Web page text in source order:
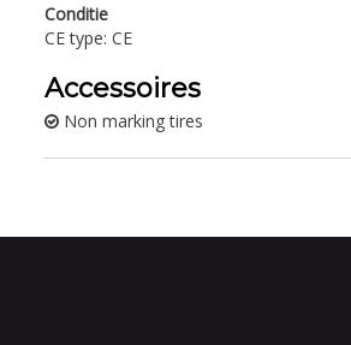
Conditie
CE type: CE
Accessoires
Non marking tires